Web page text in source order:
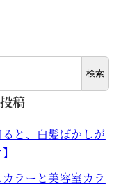
検索
稿
ると、白髪ぼかしが
ラーと美容室カラ